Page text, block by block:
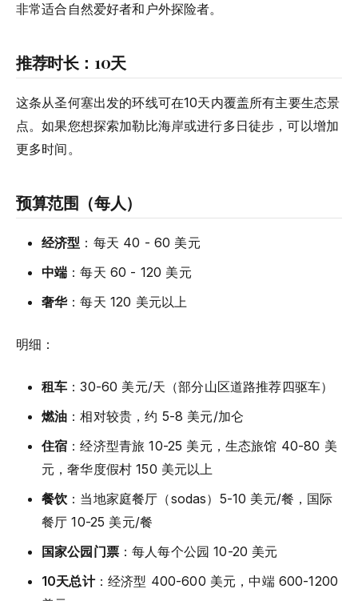
非常适合自然爱好者和户外探险者。
推荐时长：10天
这条从圣何塞出发的环线可在10天内覆盖所有主要生态景
点。如果您想探索加勒比海岸或进行多日徒步，可以增加
更多时间。
预算范围（每人）
经济型 ：每天 40 - 60 美元
中端 ：每天 60 - 120 美元
奢华：每天 120 美元以上
明细：
租车 ：30-60 美元/天（部分山区道路推荐四驱车）
燃油 ：相对较贵，约 5-8 美元/加仑
住宿 ：经济型青旅 10-25 美元，生态旅馆 40-80 美
元，奢华度假村 150 美元以上
餐饮 ：当地家庭餐厅（sodas）5-10 美元/餐，国际
餐厅 10-25 美元/餐
国家公园门票：每人每个公园 10-20 美元
10天总计：经济型 400-600 美元，中端 600-1200